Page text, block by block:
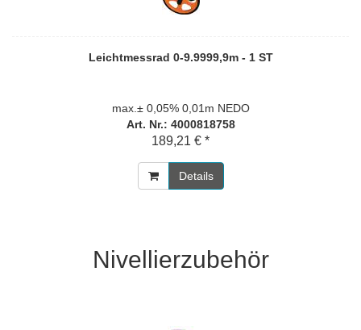
Leichtmessrad 0-9.9999,9m - 1 ST
max.± 0,05% 0,01m NEDO
Art. Nr.: 4000818758
189,21 € *
Details
Nivellierzubehör